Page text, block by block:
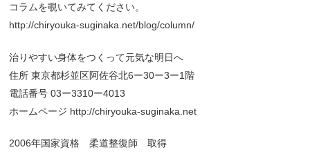
コラムを覗いてみてください。
http://chiryouka-suginaka.net/blog/column/
治りやすい身体をつくって元気な明日へ
住所 東京都杉並区阿佐谷北6ー30ー3ー1階
電話番号 03ー3310ー4013
ホームページ http://chiryouka-suginaka.net
2006年国家資格 柔道整復師 取得